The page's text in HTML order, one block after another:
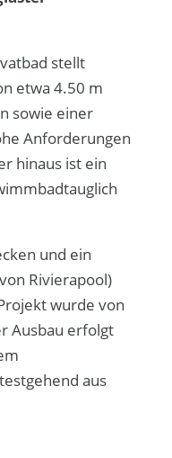
stellt
etwa 4.50 m
sowie einer
Anforderungen
hinaus ist ein
und ein
Rivierapool)
wurde von
Ausbau erfolgt
aus